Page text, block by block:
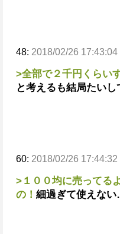
48: 2018/02/26
>全部で２千円くらい
と考えるも結局たい
60: 2018/02/26
>１００均に売ってる
の！ 細過ぎて使えな